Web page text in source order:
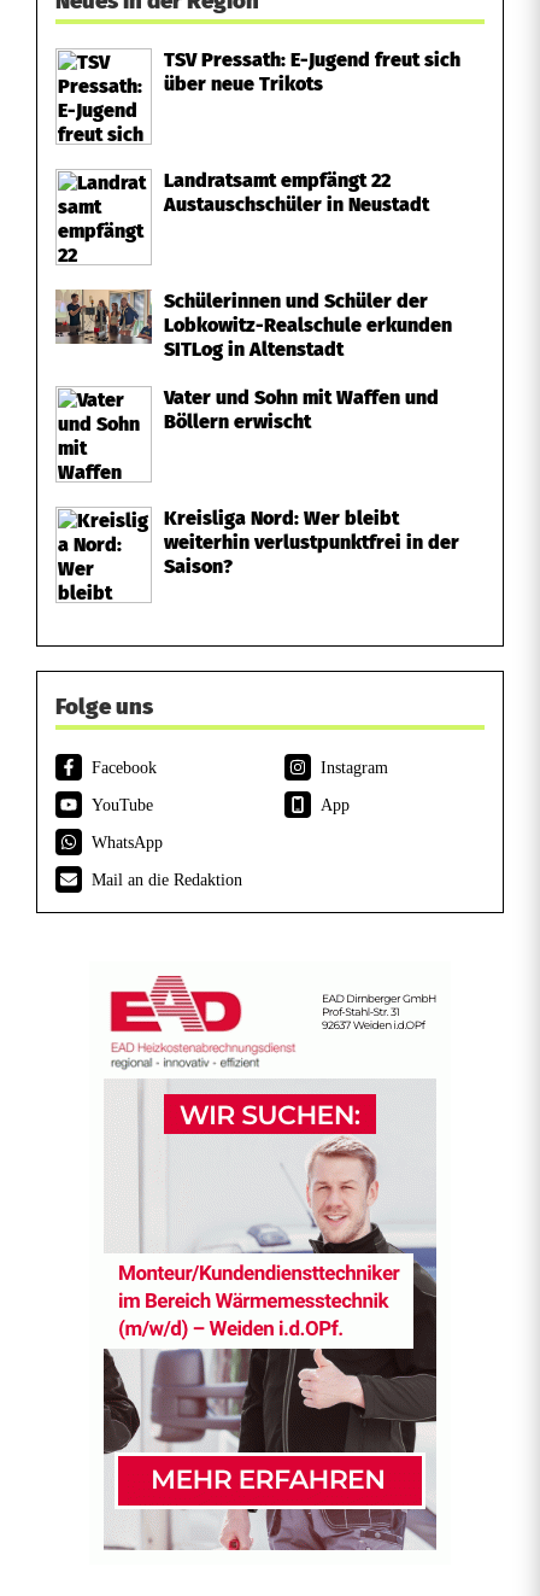
TSV Pressath: E-Jugend freut sich
über neue Trikots
Landratsamt empfängt 22
Austauschschüler in Neustadt
Schülerinnen und Schüler der
Lobkowitz-Realschule erkunden
SITLog in Altenstadt
Vater und Sohn mit Waffen und
Böllern erwischt
Kreisliga Nord: Wer bleibt
weiterhin verlustpunktfrei in der
Saison?
Folge uns
Facebook
Instagram
YouTube
App
WhatsApp
Mail an die Redaktion